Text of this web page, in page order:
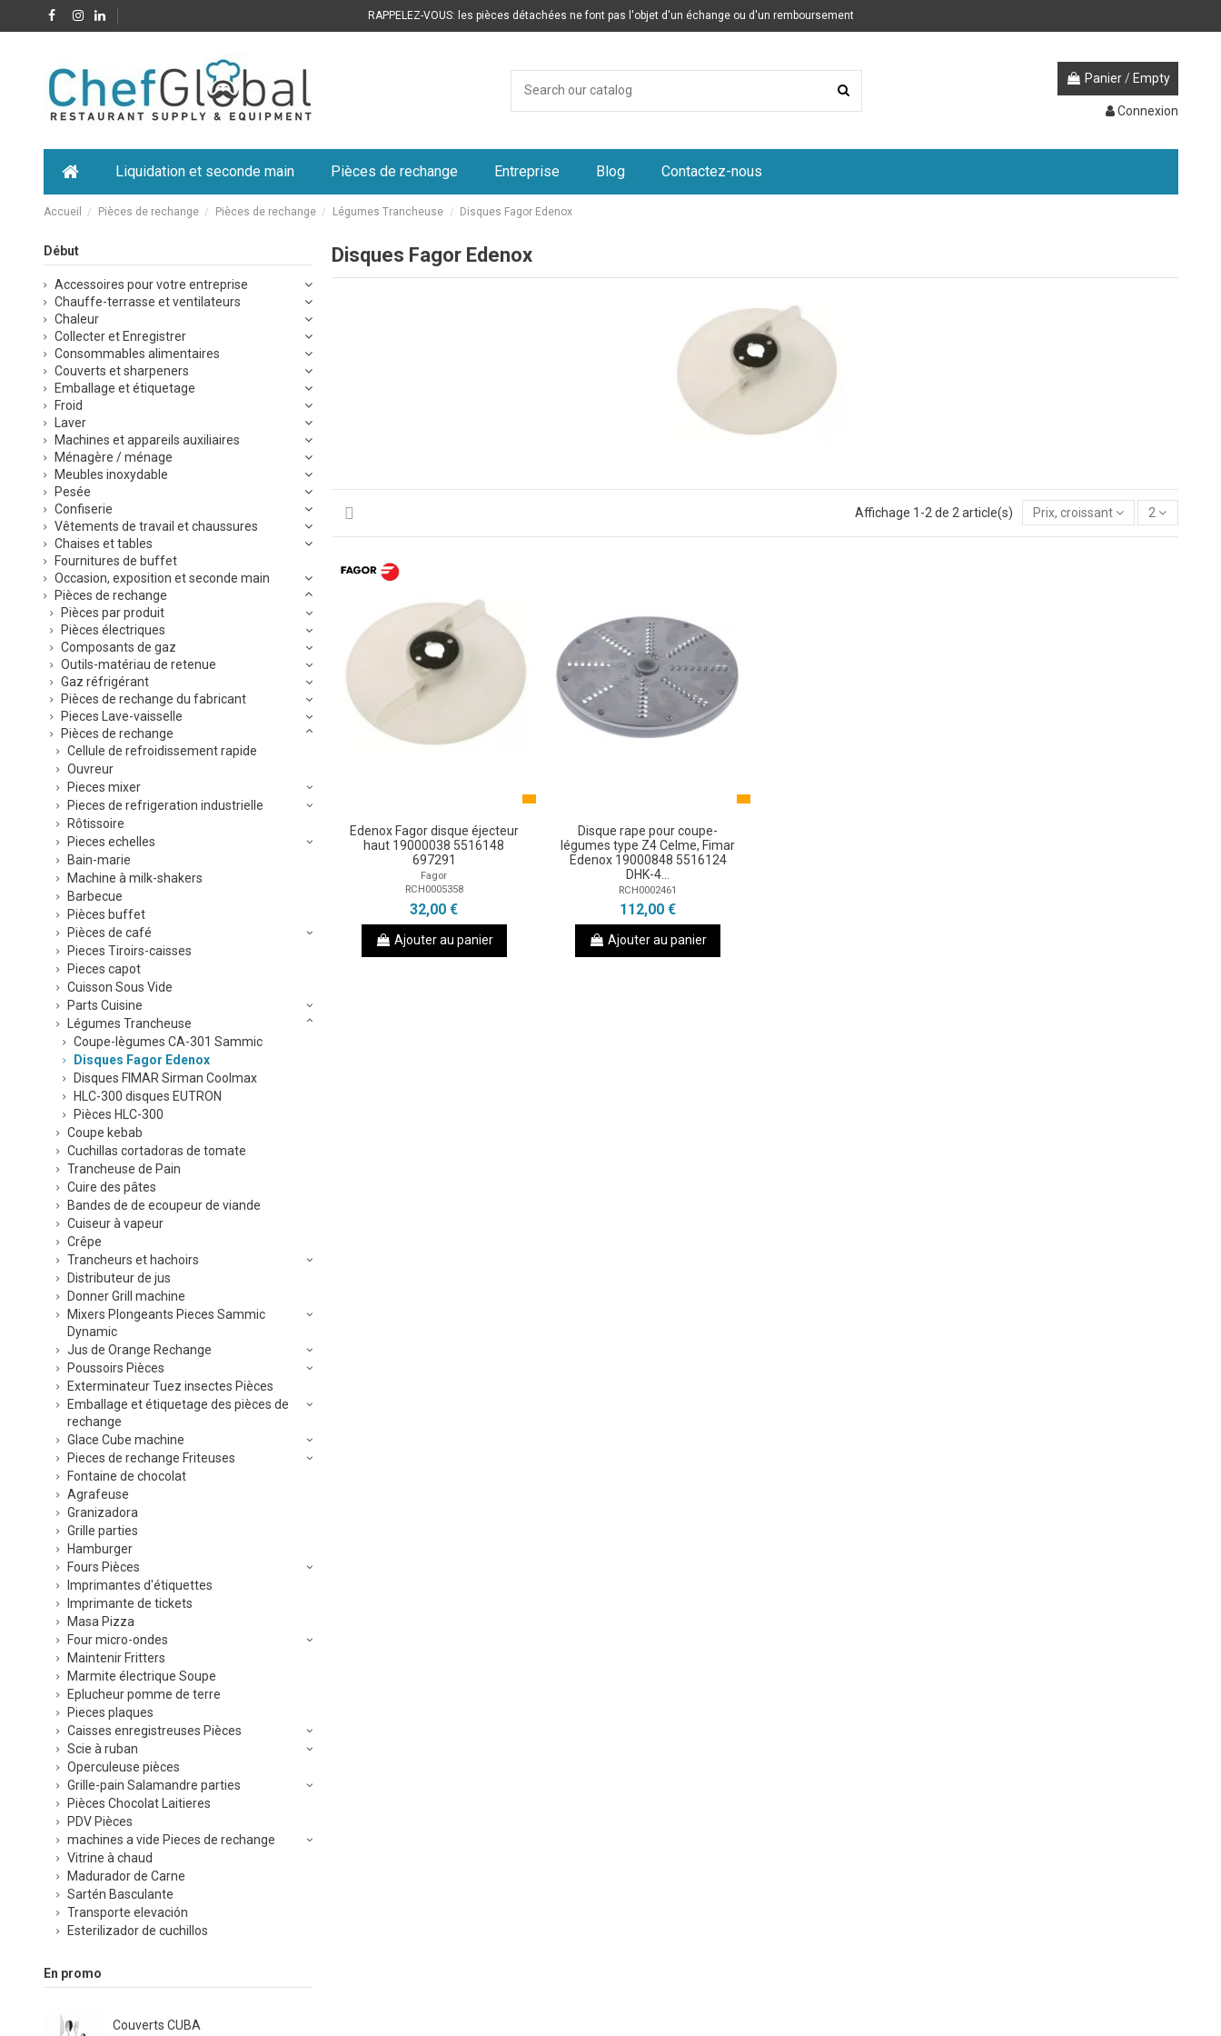
RAPPELEZ-VOUS: les pièces détachées ne font pas l'objet d'un échange ou d'un remboursement
Panier / Empty
Connexion
Liquidation et seconde main Pièces de rechange Entreprise Blog Contactez-nous
Accueil Pièces de rechange Pièces de rechange Légumes Trancheuse Disques Fagor Edenox
Disques Fagor Edenox
Affichage 1-2 de 2 article(s) Prix, croissant 2
Edenox Fagor disque éjecteur
haut 19000038 5516148
697291
Fagor
RCH0005358
32,00 €
Ajouter au panier
Disque rape pour coupe-
légumes type Z4 Celme, Fimar
Edenox 19000848 5516124
DHK-4...
RCH0002461
112,00 €
Ajouter au panier
Début
Accessoires pour votre entreprise
Chauffe-terrasse et ventilateurs
Chaleur
Collecter et Enregistrer
Consommables alimentaires
Couverts et sharpeners
Emballage et étiquetage
Froid
Laver
Machines et appareils auxiliaires
Ménagère / ménage
Meubles inoxydable
Pesée
Confiserie
Vêtements de travail et chaussures
Chaises et tables
Fournitures de buffet
Occasion, exposition et seconde main
Pièces de rechange
Pièces par produit
Pièces électriques
Composants de gaz
Outils-matériau de retenue
Gaz réfrigérant
Pièces de rechange du fabricant
Pieces Lave-vaisselle
Pièces de rechange
Cellule de refroidissement rapide
Ouvreur
Pieces mixer
Pieces de refrigeration industrielle
Rôtissoire
Pieces echelles
Bain-marie
Machine à milk-shakers
Barbecue
Pièces buffet
Pièces de café
Pieces Tiroirs-caisses
Pieces capot
Cuisson Sous Vide
Parts Cuisine
Légumes Trancheuse
Coupe-lègumes CA-301 Sammic
Disques Fagor Edenox
Disques FIMAR Sirman Coolmax
HLC-300 disques EUTRON
Pièces HLC-300
Coupe kebab
Cuchillas cortadoras de tomate
Trancheuse de Pain
Cuire des pâtes
Bandes de de ecoupeur de viande
Cuiseur à vapeur
Crêpe
Trancheurs et hachoirs
Distributeur de jus
Donner Grill machine
Mixers Plongeants Pieces Sammic
Dynamic
Jus de Orange Rechange
Poussoirs Pièces
Exterminateur Tuez insectes Pièces
Emballage et étiquetage des pièces de
rechange
Glace Cube machine
Pieces de rechange Friteuses
Fontaine de chocolat
Agrafeuse
Granizadora
Grille parties
Hamburger
Fours Pièces
Imprimantes d'étiquettes
Imprimante de tickets
Masa Pizza
Four micro-ondes
Maintenir Fritters
Marmite électrique Soupe
Eplucheur pomme de terre
Pieces plaques
Caisses enregistreuses Pièces
Scie à ruban
Operculeuse pièces
Grille-pain Salamandre parties
Pièces Chocolat Laitieres
PDV Pièces
machines a vide Pieces de rechange
Vitrine à chaud
Madurador de Carne
Sartén Basculante
Transporte elevación
Esterilizador de cuchillos
En promo
Couverts CUBA